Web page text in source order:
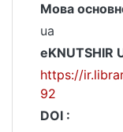
Мова
ua
eKNUTSHIR
https://
92
DOI :